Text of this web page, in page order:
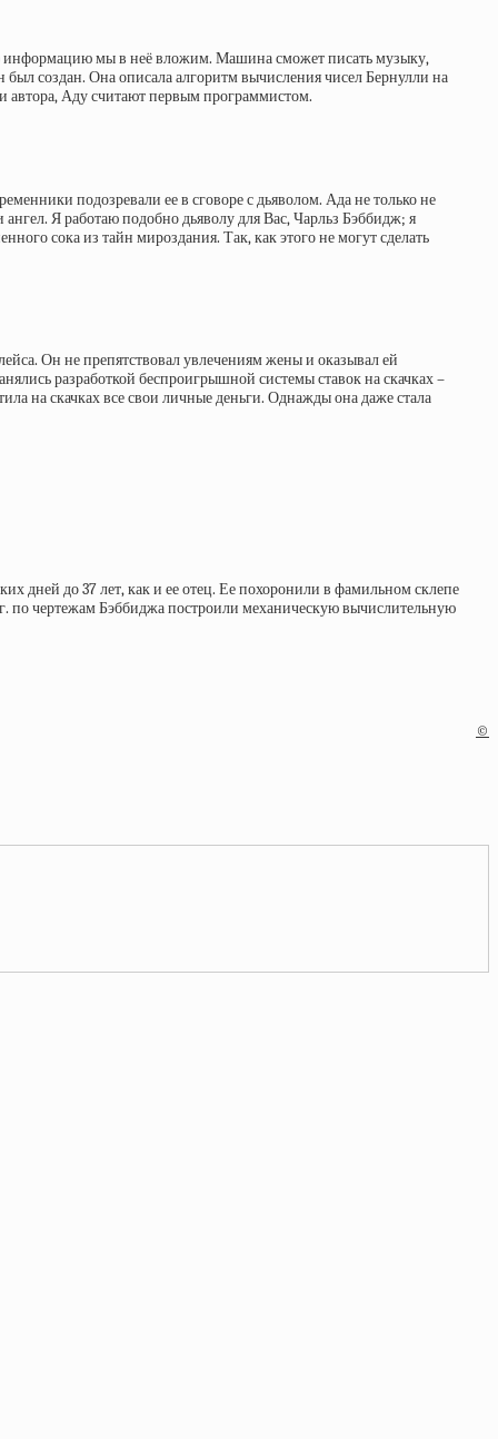
информацию мы в неё вложим. Машина сможет писать музыку,
создан. Она описала алгоритм вычисления чисел Бернулли на
автора, Аду считают первым программистом.
подозревали ее в сговоре с дьяволом. Ада не только не
Я работаю подобно дьяволу для Вас, Чарльз Бэббидж; я
сока из тайн мироздания. Так, как этого не могут сделать
Он не препятствовал увлечениям жены и оказывал ей
разработкой беспроигрышной системы ставок на скачках –
на скачках все свои личные деньги. Однажды она даже стала
дней до 37 лет, как и ее отец. Ее похоронили в фамильном склепе
по чертежам Бэббиджа построили механическую вычислительную
©